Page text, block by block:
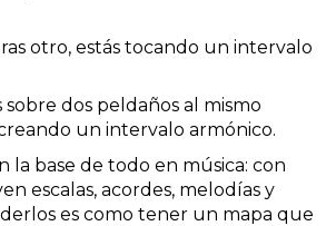
otro, estás tocando un intervalo
sobre dos peldaños al mismo
un intervalo armónico.
la base de todo en música: con
escalas, acordes, melodías y
es como tener un mapa que